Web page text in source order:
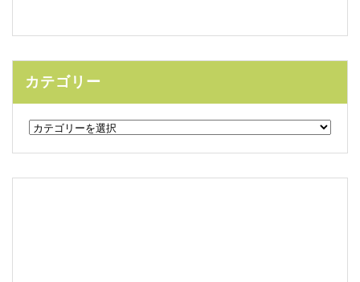
カテゴリー
カ
リ